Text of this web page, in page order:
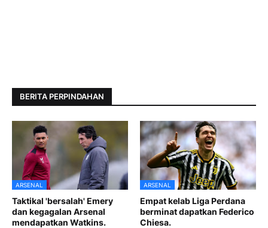
BERITA PERPINDAHAN
ARSENAL
Taktikal 'bersalah' Emery
dan kegagalan Arsenal
mendapatkan Watkins.
ARSENAL
Empat kelab Liga Perdana
berminat dapatkan Federico
Chiesa.